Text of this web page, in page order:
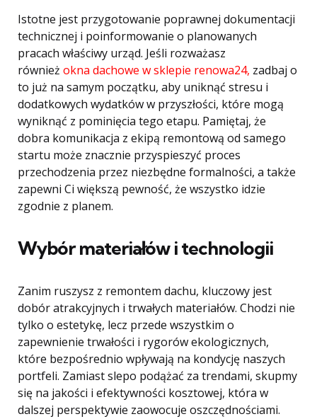
Istotne jest przygotowanie poprawnej dokumentacji
technicznej i poinformowanie o planowanych
pracach właściwy urząd. Jeśli rozważasz
również okna dachowe w sklepie renowa24, zadbaj o
to już na samym początku, aby uniknąć stresu i
dodatkowych wydatków w przyszłości, które mogą
wyniknąć z pominięcia tego etapu. Pamiętaj, że
dobra komunikacja z ekipą remontową od samego
startu może znacznie przyspieszyć proces
przechodzenia przez niezbędne formalności, a także
zapewni Ci większą pewność, że wszystko idzie
zgodnie z planem.
Wybór materiałów i technologii
Zanim ruszysz z remontem dachu, kluczowy jest
dobór atrakcyjnych i trwałych materiałów. Chodzi nie
tylko o estetykę, lecz przede wszystkim o
zapewnienie trwałości i rygorów ekologicznych,
które bezpośrednio wpływają na kondycję naszych
portfeli. Zamiast slepo podążać za trendami, skupmy
się na jakości i efektywności kosztowej, która w
dalszej perspektywie zaowocuje oszczędnościami.